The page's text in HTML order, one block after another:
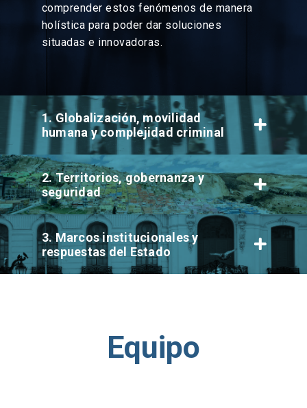
comprender estos fenómenos de manera
holística para poder dar soluciones
situadas e innovadoras.
1. Globalización, movilidad
humana y complejidad criminal
2. Territorios, gobernanza y
seguridad
3. Marcos institucionales y
respuestas del Estado
Equipo